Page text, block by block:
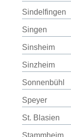
Sindelfingen
Singen
Sinsheim
Sinzheim
Sonnenbühl
Speyer
St. Blasien
Stammheim